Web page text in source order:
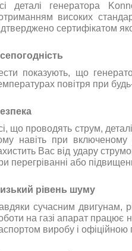
деталі генератора
високих
сертифікатом
показують, що
повітря при
, що проводять струм, деталі
навіть при включеному
Вас від удару
перегріванні або
рівень шуму
сучасним двигунам,
на газі апарат працює
виробу і офіційною